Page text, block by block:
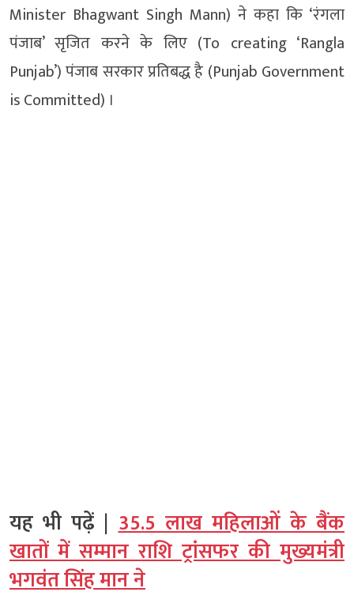
Minister Bhagwant Singh Mann) ने कहा कि ‘रंगला
पंजाब’ सृजित करने के लिए (To creating ‘Rangla
Punjab’) पंजाब सरकार प्रतिबद्ध है (Punjab Government
is Committed) ।
यह भी पढ़ें |35.5 लाख महिलाओं के बैंक
खातों में सम्मान राशि ट्रांसफर की मुख्यमंत्री
भगवंत सिंह मान ने